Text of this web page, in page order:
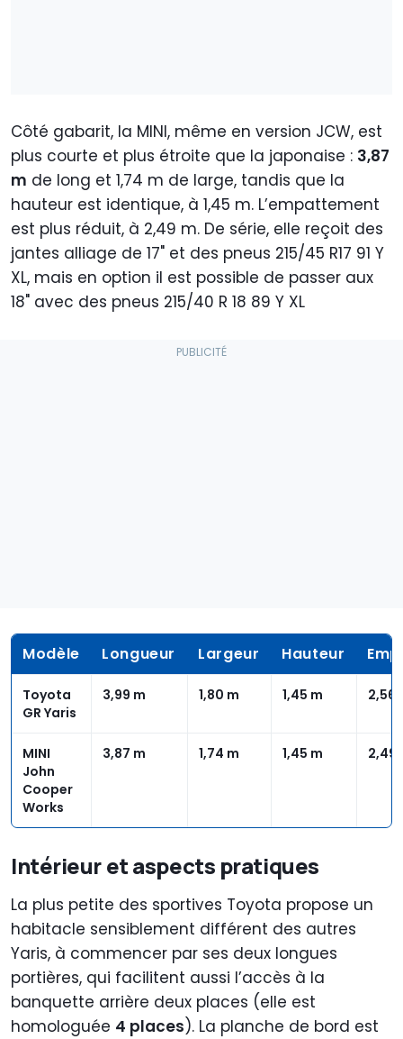
Côté gabarit, la MINI, même en version JCW, est
plus courte et plus étroite que la japonaise : 3,87
m de long et 1,74 m de large, tandis que la
hauteur est identique, à 1,45 m. L’empattement
est plus réduit, à 2,49 m. De série, elle reçoit des
jantes alliage de 17" et des pneus 215/45 R17 91 Y
XL, mais en option il est possible de passer aux
18" avec des pneus 215/40 R 18 89 Y XL
Modèle Longueur Largeur Hauteur
Toyota
GR Yaris
3,99 m 1,80 m 1,45 m 2,56
MINI
John
Cooper
Works
3,87 m 1,74 m 1,45 m 2,49
Intérieur et aspects pratiques
La plus petite des sportives Toyota propose un
habitacle sensiblement différent des autres
Yaris, à commencer par ses deux longues
portières, qui facilitent aussi l’accès à la
banquette arrière deux places (elle est
homologuée 4 places). La planche de bord est